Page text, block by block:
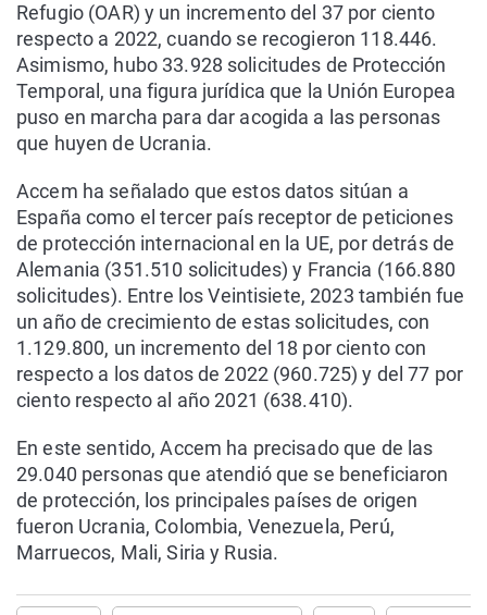
Refugio (OAR) y un incremento del 37 por ciento
respecto a 2022, cuando se recogieron 118.446.
Asimismo, hubo 33.928 solicitudes de Protección
Temporal, una figura jurídica que la Unión Europea
puso en marcha para dar acogida a las personas
que huyen de Ucrania.
Accem ha señalado que estos datos sitúan a
España como el tercer país receptor de peticiones
de protección internacional en la UE, por detrás de
Alemania (351.510 solicitudes) y Francia (166.880
solicitudes). Entre los Veintisiete, 2023 también fue
un año de crecimiento de estas solicitudes, con
1.129.800, un incremento del 18 por ciento con
respecto a los datos de 2022 (960.725) y del 77 por
ciento respecto al año 2021 (638.410).
En este sentido, Accem ha precisado que de las
29.040 personas que atendió que se beneficiaron
de protección, los principales países de origen
fueron Ucrania, Colombia, Venezuela, Perú,
Marruecos, Mali, Siria y Rusia.